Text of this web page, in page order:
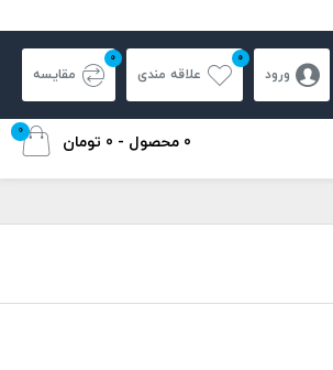
ورود علاقه مندی
0
مقایسه
0
0 محصول - 0 تومان
0